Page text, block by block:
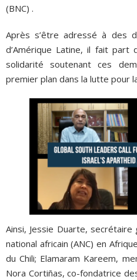
(BNC) .
Après s’être adressé à des
d’Amérique Latine, il fait part
solidarité soutenant ces
premier plan dans la lutte pour
Ainsi, Jessie Duarte,
national africain (ANC) en
du Chili; Elamaram Kareem,
Nora Cortiñas, co-fondatrice